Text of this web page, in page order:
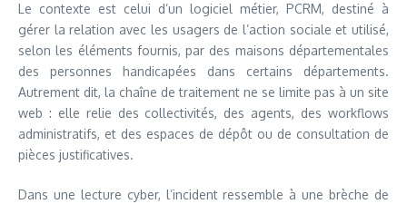
Le contexte est celui d’un logiciel métier, PCRM, destiné à
gérer la relation avec les usagers de l’action sociale et utilisé,
selon les éléments fournis, par des maisons départementales
des personnes handicapées dans certains départements.
Autrement dit, la chaîne de traitement ne se limite pas à un site
web : elle relie des collectivités, des agents, des workflows
administratifs, et des espaces de dépôt ou de consultation de
pièces justificatives.
Dans une lecture cyber, l’incident ressemble à une brèche de